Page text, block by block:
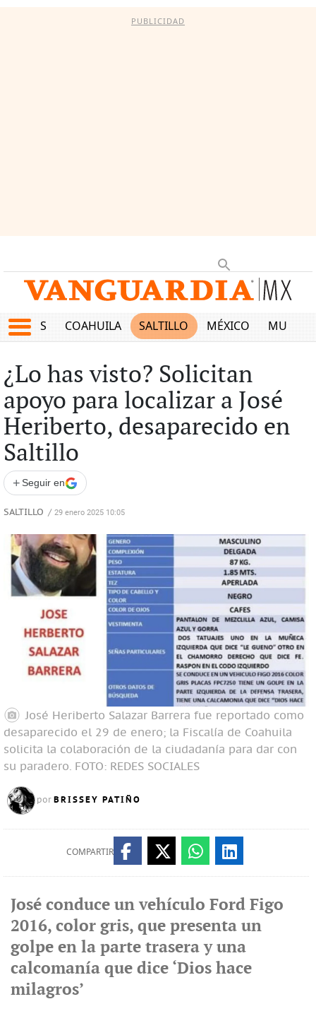
PUBLICIDAD
JUEGOS COAHUILA SALTILLO MÉXICO MUNDO
¿Lo has visto? Solicitan
apoyo para localizar a José
Heriberto, desaparecido en
Saltillo
+ Seguir en
SALTILLO / 29 enero 2025 10:05
José Heriberto Salazar Barrera fue reportado como
desaparecido el 29 de enero; la Fiscalía de Coahuila
solicita la colaboración de la ciudadanía para dar con
su paradero. FOTO: REDES SOCIALES
por BRISSEY PATIÑO
COMPARTIR
José conduce un vehículo Ford Figo
2016, color gris, que presenta un
golpe en la parte trasera y una
calcomanía que dice ‘Dios hace
milagros’